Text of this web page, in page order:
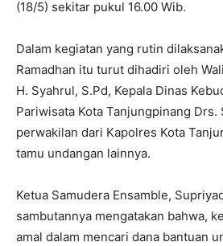
(18/5) sekitar pukul 16.00 Wib.
Dalam kegiatan yang rutin
Ramadhan itu turut dihadiri oleh
H. Syahrul, S.Pd, Kepala Dinas
Pariwisata Kota Tanjungpinang Drs.
perwakilan dari Kapolres Kota
tamu undangan lainnya.
Ketua Samudera Ensamble,
sambutannya mengatakan bahwa,
amal dalam mencari dana bantuan